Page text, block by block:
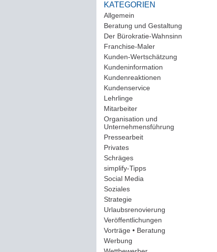
KATEGORIEN
Allgemein
Beratung und Gestaltung
Der Bürokratie-Wahnsinn
Franchise-Maler(42)
Kunden-Wertschätzung
Kundeninformation
Kundenreaktionen
Kundenservice(178)
Lehrlinge(54)
Mitarbeiter(163)
Organisation und
Unternehmensführung
Pressearbeit(12)
Privates(193)
Schräges(161)
simplify-Tipps(123)
Social Media
Soziales(37)
Strategie(220)
Urlaubsrenovierung
Veröffentlichungen
Vorträge • Beratung
Werbung